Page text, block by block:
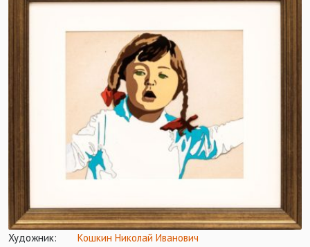
Художник:
Кошкин Николай Иванович